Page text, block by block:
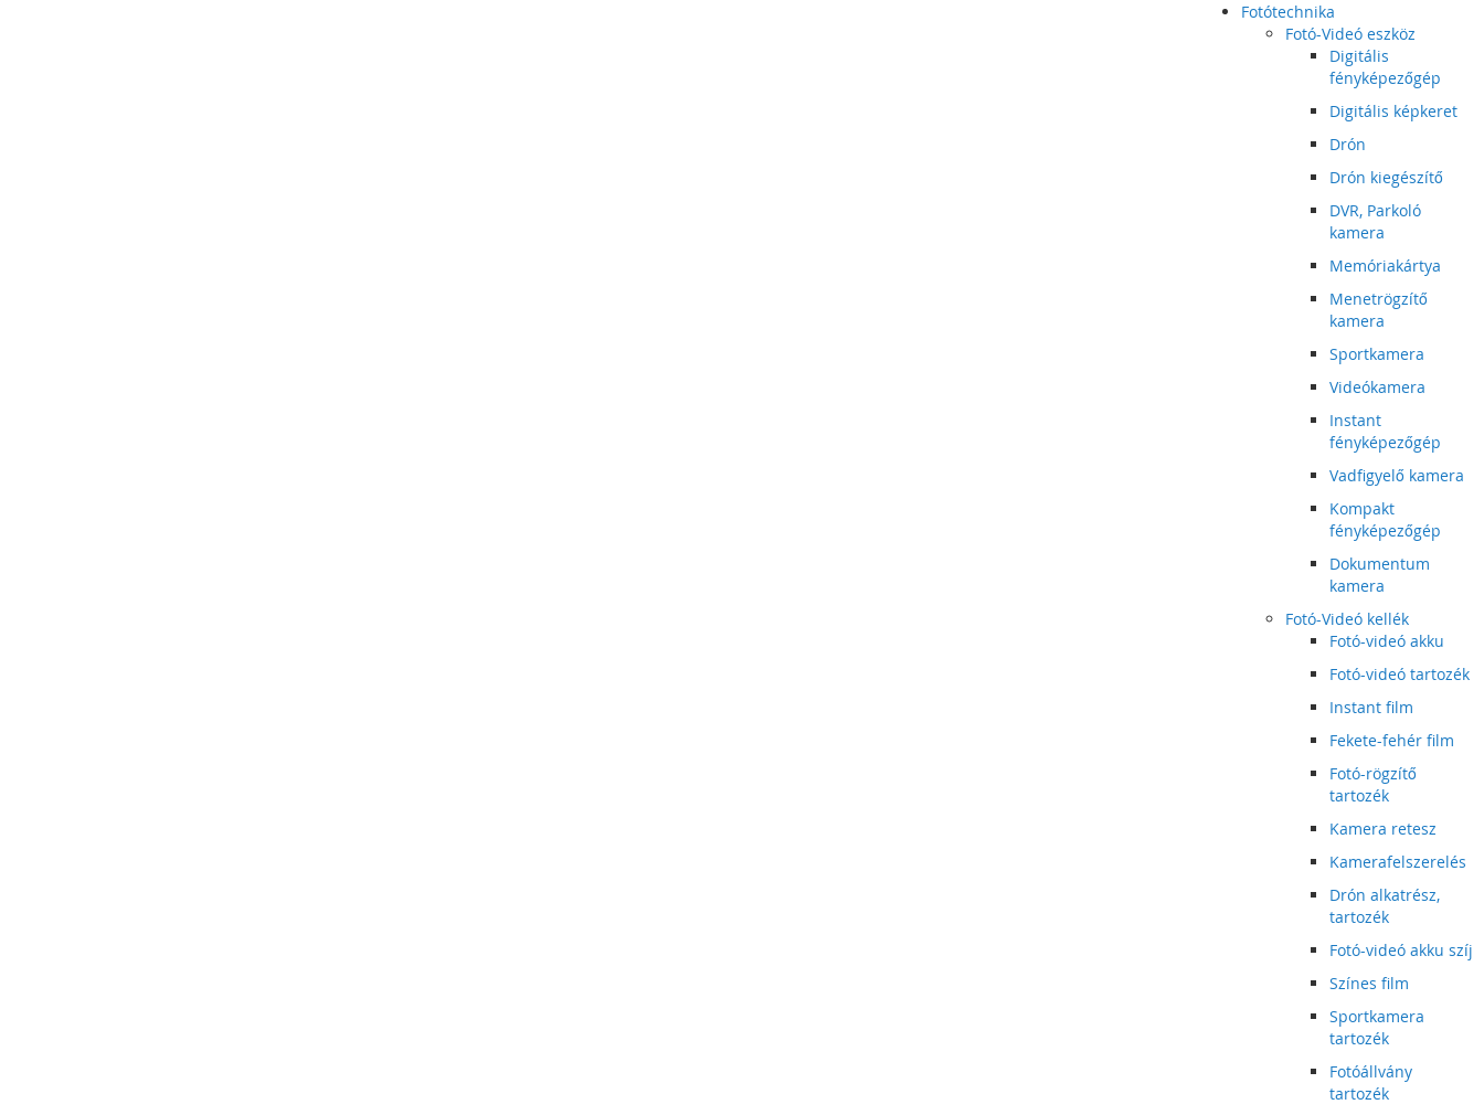
Fotótechnika
Fotó-Videó eszköz
Digitális
fényképezőgép
Digitális képkeret
Drón
Drón kiegészítő
DVR, Parkoló
kamera
Memóriakártya
Menetrögzítő
kamera
Sportkamera
Videókamera
Instant
fényképezőgép
Vadfigyelő kamera
Kompakt
fényképezőgép
Dokumentum
kamera
Fotó-Videó kellék
Fotó-videó akku
Fotó-videó tartozék
Instant film
Fekete-fehér film
Fotó-rögzítő
tartozék
Kamera retesz
Kamerafelszerelés
Drón alkatrész,
tartozék
Fotó-videó akku szíj
Színes film
Sportkamera
tartozék
Fotóállvány
tartozék